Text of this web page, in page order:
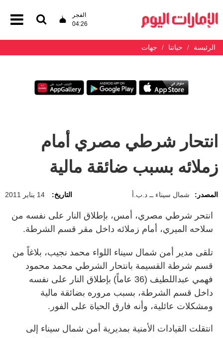
الفجر
04:26
الرئيسة حياتنا جهات
انتحار شرطي مصري أمام
زملائه بسبب ضائقة مالية
المصدر: شمال سيناء ــ د.ب.أ التاريخ: 14 يناير 2011
انتحر شرطي مصري، أمس، بإطلاق النار على نفسه من
سلاحه الميري، أمام زملائه داخل مقر قسم الشرطة.
تلقى مدير أمن شمال سيناء اللواء محمد نجيب، بلاغاً من
قسم شرطة القسيمة بانتحار الشرطي محمد محمود
فهمي عبداللطيف (36 عاماً) بإطلاق النار على نفسه
داخل قسم الشرطة، بسبب مروره بضائقة مالية
ومشكلات عائلية، وأنه فارق الحياة على الفور.
انتقلت القيادات الأمنية بمديرية أمن شمال سيناء إلى